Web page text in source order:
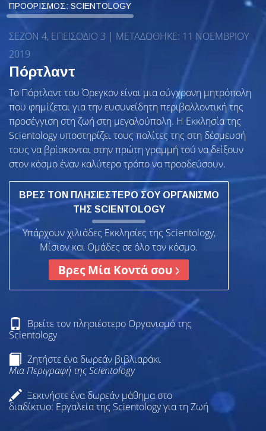
ΠΡΟΟΡΙΣΜΟΣ: SCIENTOLOGY
ΣΕΖΟΝ 4, ΕΠΕΙΣΟΔΙΟ 3 | ΜΕΤΑΔΌΘΗΚΕ: 11 ΝΟΕΜΒΡΊΟΥ
2019
Πόρτλαντ
Το Πόρτλαντ του Όρεγκον είναι μια σύγχρονη μητρόπολη
που φημίζεται για την ευσυνείδητη περιβαλλοντική της
προσέγγιση στη ζωή στη μεγαλούπολη. Η Εκκλησία της
Scientology υποστηρίζει τους πολίτες της στη δέσμευσή
τους να βρίσκονται στην πρώτη γραμμή τού να δείξουν
στον κόσμο έναν καλύτερο τρόπο να προοδεύσουν.
ΒΡΕΣ ΤΟΝ ΠΛΗΣΙΕΣΤΕΡΟ ΣΟΥ ΟΡΓΑΝΙΣΜΟ
ΤΗΣ SCIENTOLOGY
Υπάρχουν χιλιάδες Εκκλησίες της Scientology,
Μίσιον και Ομάδες σε όλο τον κόσμο.
Βρες Μία Κοντά σου
Βρείτε τον πλησιέστερο Οργανισμό της
Scientology
Ζητήστε ένα δωρεάν βιβλιαράκι
Μια Περιγραφή της Scientology
Ξεκινήστε ένα δωρεάν μάθημα στο
διαδίκτυο: Εργαλεία της Scientology για τη Ζωή